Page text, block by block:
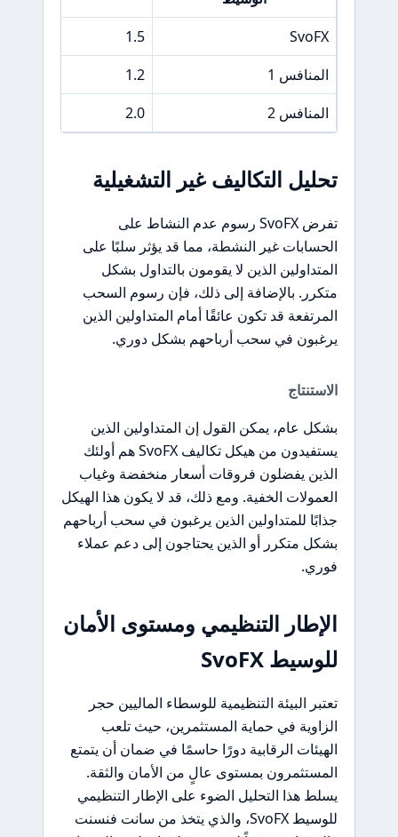
SvoFX
1.5
المنافس 1
1.2
المنافس 2
2.0
تحليل التكاليف غير التشغيلية
تفرض SvoFX رسوم عدم النشاط على
الحسابات غير النشطة، مما قد يؤثر سلبًا على
المتداولين الذين لا يقومون بالتداول بشكل
متكرر. بالإضافة إلى ذلك، فإن رسوم السحب
المرتفعة قد تكون عائقًا أمام المتداولين الذين
يرغبون في سحب أرباحهم بشكل دوري.
الاستنتاج
بشكل عام، يمكن القول إن المتداولين الذين
يستفيدون من هيكل تكاليف SvoFX هم أولئك
الذين يفضلون فروقات أسعار منخفضة وغياب
العمولات الخفية. ومع ذلك، قد لا يكون هذا الهيكل
جذابًا للمتداولين الذين يرغبون في سحب أرباحهم
بشكل متكرر أو الذين يحتاجون إلى دعم عملاء
فوري.
الإطار التنظيمي ومستوى الأمان
للوسيط SvoFX
تعتبر البيئة التنظيمية للوسطاء الماليين حجر
الزاوية في حماية المستثمرين، حيث تلعب
الهيئات الرقابية دورًا حاسمًا في ضمان أن يتمتع
المستثمرون بمستوى عالٍ من الأمان والثقة.
يسلط هذا التحليل الضوء على الإطار التنظيمي
للوسيط SvoFX، والذي يتخذ من سانت فنسنت